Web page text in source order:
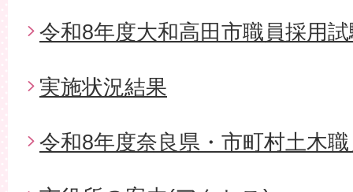
令和8年度大和高田市職員採用
実施状況結果
令和8年度奈良県・市町村土木